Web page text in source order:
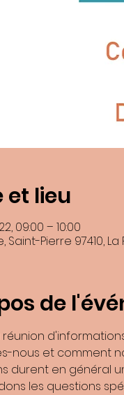
Les données
ou pour toute question
Benoite
nous avoir contactés, que
et lieu
09:00 – 10:00
Saint-Pierre 97410, La
de
réunion
nous et comment
durent en général
les questions